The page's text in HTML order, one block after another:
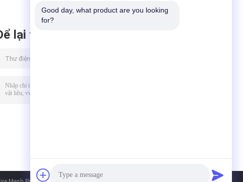
lại tin nhắn
Good day, what product are you looking
for?